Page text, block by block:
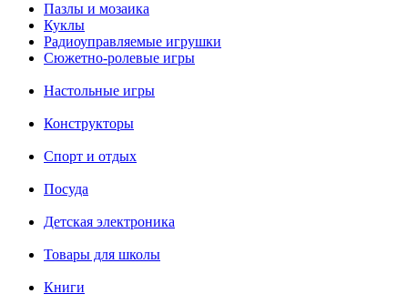
Пазлы и мозаика
Куклы
Радиоуправляемые игрушки
Сюжетно-ролевые игры
Настольные игры
Конструкторы
Спорт и отдых
Посуда
Детская электроника
Товары для школы
Книги